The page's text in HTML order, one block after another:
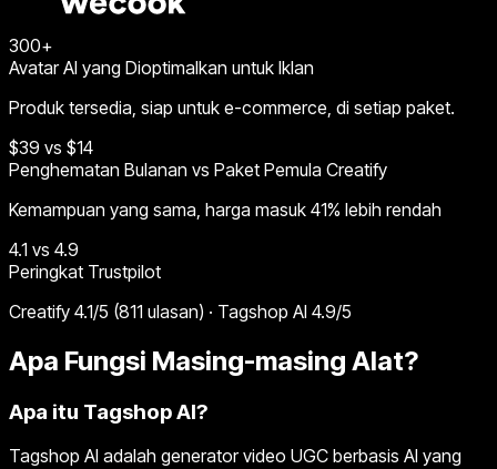
300+
Avatar AI yang Dioptimalkan untuk Iklan
Produk tersedia, siap untuk e-commerce, di setiap paket.
$39 vs $14
Penghematan Bulanan vs Paket Pemula Creatify
Kemampuan yang sama, harga masuk 41% lebih rendah
4.1 vs 4.9
Peringkat Trustpilot
Creatify 4.1/5 (811 ulasan) · Tagshop AI 4.9/5
Apa Fungsi Masing-masing Alat?
Apa itu Tagshop AI?
Tagshop AI adalah generator video UGC berbasis AI yang